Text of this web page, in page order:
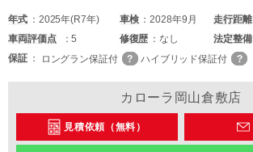
年式 2025年(R7年) 車検 2028年9月 走行距離
車両評価点 5 修復歴 なし 法定整備
保証
ロングラン保証付 ハイブリッド保証付
カローラ岡山倉敷店
見積依頼（無料）